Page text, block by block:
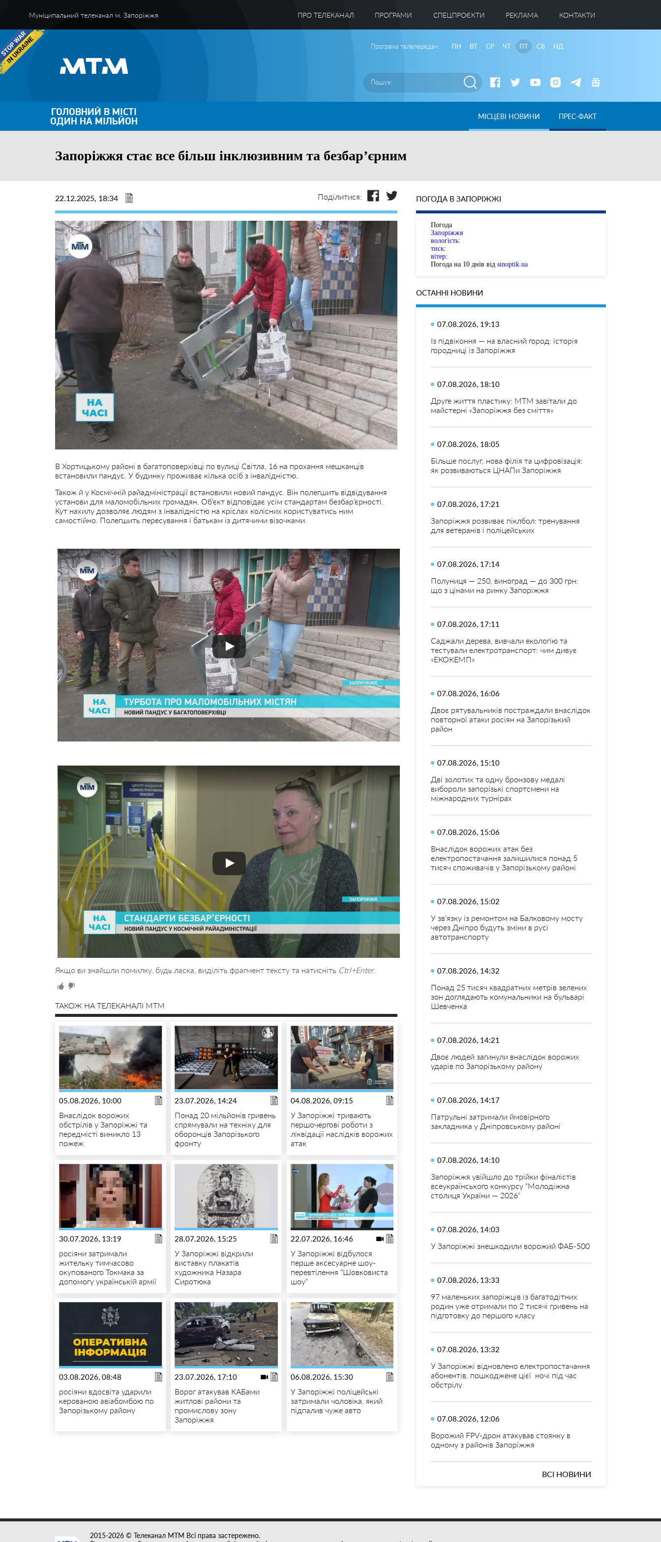
Муніципальний телеканал м. Запоріжжя ПРО ТЕЛЕКАНАЛ ПРОГРАМИ CПЕЦПРОЄКТИ РЕКЛАМА КОНТАКТИ
Програма телепередач: ПН ВТ СР ЧТ ПТ СБ НД
ГОЛОВНИЙ В МІСТІ
ОДИН НА МІЛЬЙОН МІСЦЕВІ НОВИНИ ПРЕС-ФАКТ
Запоріжжя стає все більш інклюзивним та безбар’єрним
22.12.2025, 18:34 Поділитися:
В Хортицькому районі в багатоповерхівці по вулиці Світла, 16 на прохання мешканців
встановили пандус. У будинку проживає кілька осіб з інвалідністю.
Також й у Космічній райадміністрації встановили новий пандус. Він полегшить відвідування
установи для маломобільних громадян. Об’єкт відповідає усім стандартам безбар’єрності.
Кут нахилу дозволяє людям з інвалідністю на кріслах колісних користуватись ним
самостійно. Полегшить пересування і батькам із дитячими візочками.
Якщо ви знайшли помилку, будь ласка, виділіть фрагмент тексту та натисніть Ctrl+Enter.
ТАКОЖ НА ТЕЛЕКАНАЛІ MTM
05.08.2026, 10:00
Внаслідок ворожих
обстрілів у Запоріжжі та
передмісті виникло 13
пожеж
23.07.2026, 14:24
Понад 20 мільйонів гривень
спрямували на техніку для
оборонців Запорізького
фронту
04.08.2026, 09:15
У Запоріжжі тривають
першочергові роботи з
ліквідації наслідків ворожих
атак
30.07.2026, 13:19
росіяни затримали
жительку тимчасово
окупованого Токмака за
допомогу українській армії
28.07.2026, 15:25
У Запоріжжі відкрили
виставку плакатів
художника Назара
Сиротюка
22.07.2026, 16:46
У Запоріжжі відбулося
перше аксесуарне шоу-
перевтілення “Шовковиста
шоу”
03.08.2026, 08:48
росіяни вдосвіта ударили
керованою авіабомбою по
Запорізькому району
23.07.2026, 17:10
Ворог атакував КАБами
житлові райони та
промислову зону
Запоріжжя
06.08.2026, 15:30
У Запоріжжі поліцейські
затримали чоловіка, який
підпалив чуже авто
ПОГОДА В ЗАПОРІЖЖІ
Погода
Запоріжжя
вологість:
тиск:
вітер:
Погода на 10 днів від sinoptik.ua
ОСТАННІ НОВИНИ
07.08.2026, 19:13
Із підвіконня — на власний город: історія
городниці із Запоріжжя
07.08.2026, 18:10
Друге життя пластику: МТМ завітали до
майстерні «Запоріжжя без сміття»
07.08.2026, 18:05
Більше послуг, нова філія та цифровізація:
як розвиваються ЦНАПи Запоріжжя
07.08.2026, 17:21
Запоріжжя розвиває піклбол: тренування
для ветеранів і поліцейських
07.08.2026, 17:14
Полуниця — 250, виноград — до 300 грн:
що з цінами на ринку Запоріжжя
07.08.2026, 17:11
Саджали дерева, вивчали екологію та
тестували електротранспорт: чим дивує
«ЕКОКЕМП»
07.08.2026, 16:06
Двоє рятувальників постраждали внаслідок
повторної атаки росіян на Запорізький
район
07.08.2026, 15:10
Дві золотих та одну бронзову медалі
вибороли запорізькі спортсмени на
міжнародних турнірах
07.08.2026, 15:06
Внаслідок ворожих атак без
електропостачання залишилися понад 5
тисяч споживачів у Запорізькому районі
07.08.2026, 15:02
У зв’язку із ремонтом на Балковому мосту
через Дніпро будуть зміни в русі
автотранспорту
07.08.2026, 14:32
Понад 25 тисяч квадратних метрів зелених
зон доглядають комунальники на бульварі
Шевченка
07.08.2026, 14:21
Двоє людей загинули внаслідок ворожих
ударів по Запорізькому району
07.08.2026, 14:17
Патрульні затримали ймовірного
закладника у Дніпровському районі
07.08.2026, 14:10
Запоріжжя увійшло до трійки фіналістів
всеукраїнського конкурсу “Молодіжна
столиця України — 2026”
07.08.2026, 14:03
У Запоріжжі знешкодили ворожий ФАБ-500
07.08.2026, 13:33
97 маленьких запоріжців із багатодітних
родин уже отримали по 2 тисячі гривень на
підготовку до першого класу
07.08.2026, 13:32
У Запоріжжі відновлено електропостачання
абонентів, пошкоджене цієї ночі під час
обстрілу
07.08.2026, 12:06
Ворожий FPV-дрон атакував стоянку в
одному з районів Запоріжжя
ВСІ НОВИНИ
2015-2026 © Телеканал MTM Всі права застережено.